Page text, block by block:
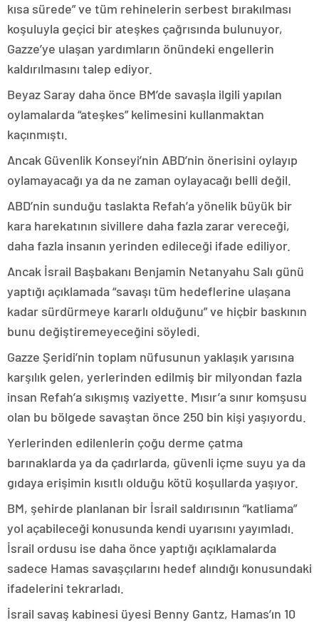
kısa sürede” ve tüm rehinelerin serbest bırakılması
koşuluyla geçici bir ateşkes çağrısında bulunuyor,
Gazze’ye ulaşan yardımların önündeki engellerin
kaldırılmasını talep ediyor.
Beyaz Saray daha önce BM’de savaşla ilgili yapılan
oylamalarda “ateşkes” kelimesini kullanmaktan
kaçınmıştı.
Ancak Güvenlik Konseyi’nin ABD’nin önerisini oylayıp
oylamayacağı ya da ne zaman oylayacağı belli değil.
ABD’nin sunduğu taslakta Refah’a yönelik büyük bir
kara harekatının sivillere daha fazla zarar vereceği,
daha fazla insanın yerinden edileceği ifade ediliyor.
Ancak İsrail Başbakanı Benjamin Netanyahu Salı günü
yaptığı açıklamada “savaşı tüm hedeflerine ulaşana
kadar sürdürmeye kararlı olduğunu” ve hiçbir baskının
bunu değiştiremeyeceğini söyledi.
Gazze Şeridi’nin toplam nüfusunun yaklaşık yarısına
karşılık gelen, yerlerinden edilmiş bir milyondan fazla
insan Refah’a sıkışmış vaziyette. Mısır’a sınır komşusu
olan bu bölgede savaştan önce 250 bin kişi yaşıyordu.
Yerlerinden edilenlerin çoğu derme çatma
barınaklarda ya da çadırlarda, güvenli içme suyu ya da
gıdaya erişimin kısıtlı olduğu kötü koşullarda yaşıyor.
BM, şehirde planlanan bir İsrail saldırısının “katliama”
yol açabileceği konusunda kendi uyarısını yayımladı.
İsrail ordusu ise daha önce yaptığı açıklamalarda
sadece Hamas savaşçılarını hedef alındığı konusundaki
ifadelerini tekrarladı.
İsrail savaş kabinesi üyesi Benny Gantz, Hamas’ın 10